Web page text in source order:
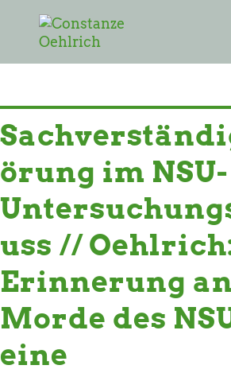
örung im NSU-
uss //
Erinnerung
Morde des
eine